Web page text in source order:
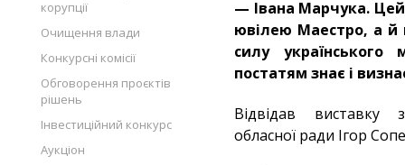
корупції
Очищення влади
Конкурсні комісії
Обговорення проєктів
рішень
Інвестиційний конкурс
Аукціон
— Івана Марчука.
ювілею Маестро, а й
силу
постатям знає і
Відвідав виставку
обласної ради Ігор